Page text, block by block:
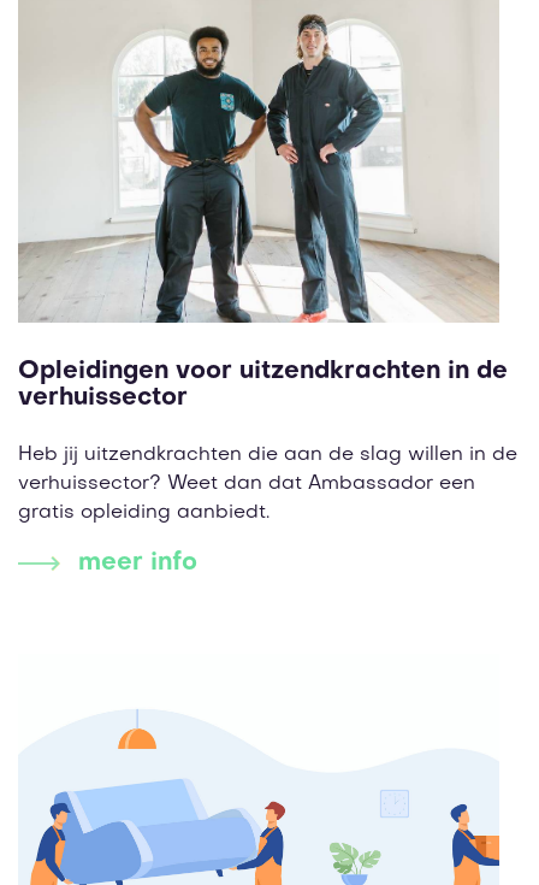
Opleidingen voor uitzendkrachten in de
verhuissector
Heb jij uitzendkrachten die aan de slag willen in de
verhuissector? Weet dan dat Ambassador een
gratis opleiding aanbiedt.
meer info